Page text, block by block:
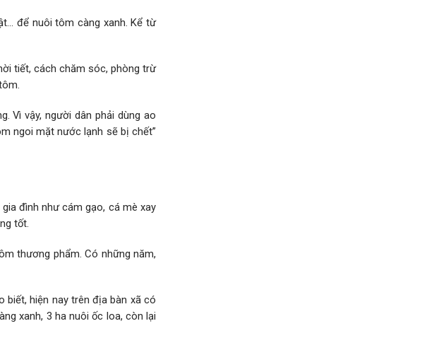
để nuôi tôm càng xanh. Kể từ
tiết, cách chăm sóc, phòng trừ
Vì vậy, người dân phải dùng ao
ngoi mặt nước lạnh sẽ bị chết”
đình như cám gạo, cá mè xay
tốt.
thương phẩm. Có những năm,
biết, hiện nay trên địa bàn xã có
xanh, 3 ha nuôi ốc loa, còn lại